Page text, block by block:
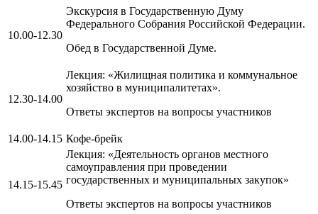
10.00-12.30
Экскурсия в Государственную Думу
Федерального Собрания Российской Федерации.
Обед в Государственной Думе.
12.30-14.00
Лекция: «Жилищная политика и коммунальное
хозяйство в муниципалитетах».
Ответы экспертов на вопросы участников
14.00-14.15 Кофе-брейк
14.15-15.45
Лекция: «Деятельность органов местного
самоуправления при проведении
государственных и муниципальных закупок»
Ответы экспертов на вопросы участников